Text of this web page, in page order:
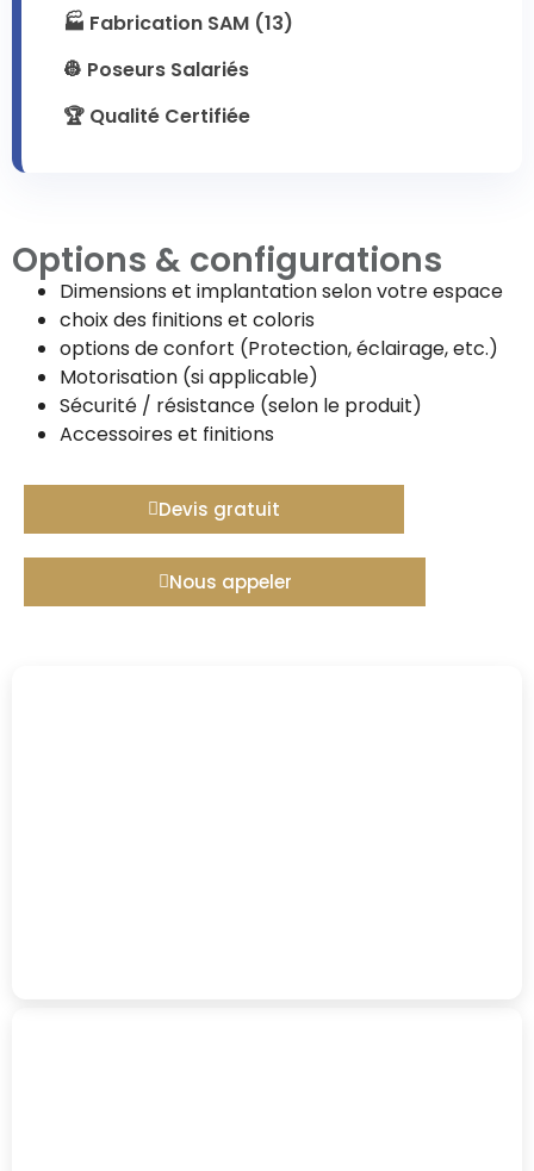
🏭 Fabrication SAM (13)
👷 Poseurs Salariés
🏆 Qualité Certifiée
Options & configurations
Dimensions et implantation selon votre espace
choix des finitions et coloris
options de confort (Protection, éclairage, etc.)
Motorisation (si applicable)
Sécurité / résistance (selon le produit)
Accessoires et finitions
Devis gratuit
Nous appeler